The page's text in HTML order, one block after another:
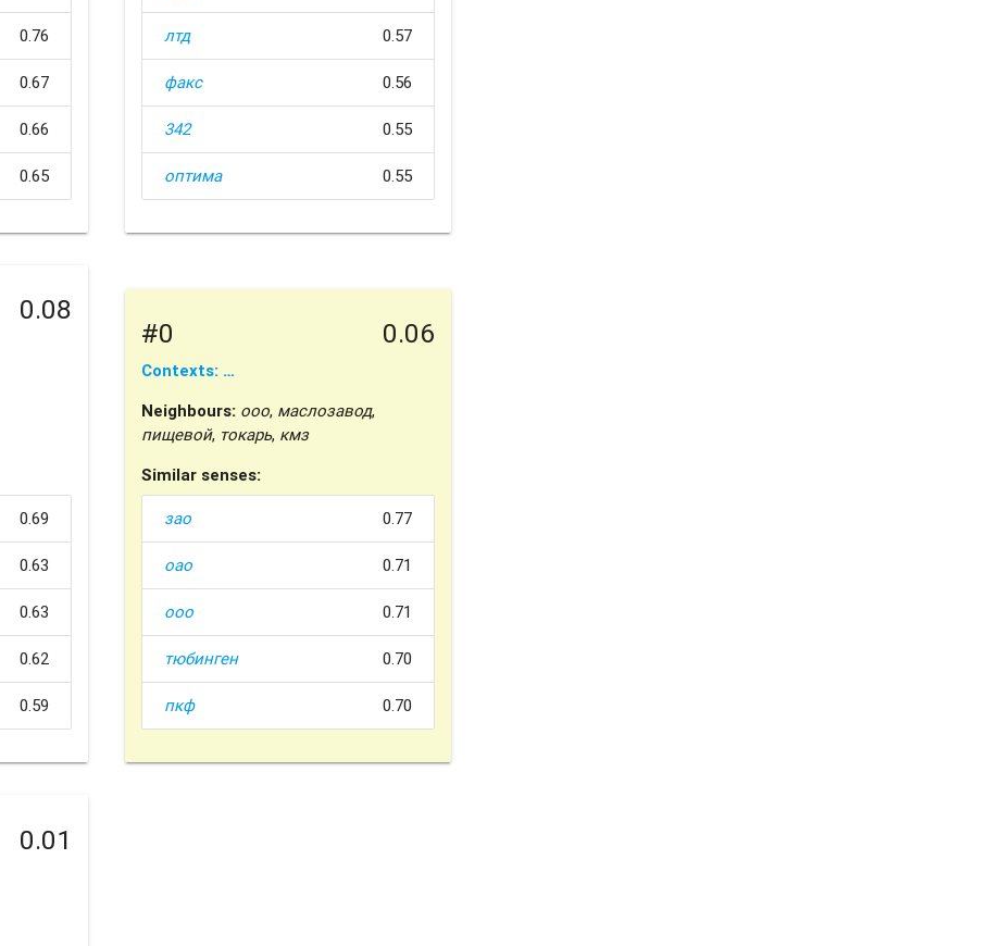
0.76
0.67
0.66
0.65
лтд 0.57
факс 0.56
342 0.55
оптима 0.55
0.08
0.69
0.63
0.63
0.62
0.59
#0 0.06
Contexts: …
Neighbours: ооо, маслозавод,
пищевой, токарь, кмз
Similar senses:
зао 0.77
оао 0.71
ооо 0.71
тюбинген 0.70
пкф 0.70
0.01